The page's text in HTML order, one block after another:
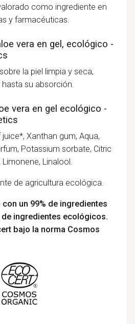
como ingrediente en
y farmacéuticas.
vera en gel, ecológico -
la piel limpia y seca,
su absorción.
vera en gel ecológico -
Xanthan gum, Aqua,
Potassium sorbate, Citric
Linalool.
de agricultura ecológica.
un 99% de ingredientes
de ingredientes ecológicos.
bajo la norma Cosmos